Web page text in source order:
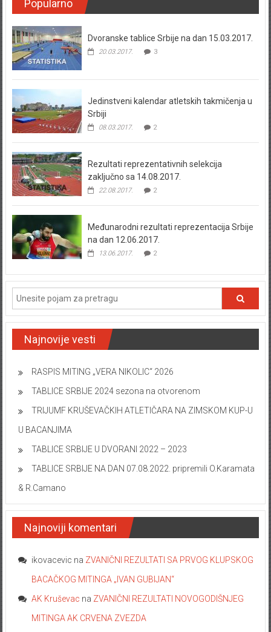
Popularno
Dvoranske tablice Srbije na dan 15.03.2017.
20.03.2017. 3
Jedinstveni kalendar atletskih takmičenja u
Srbiji
08.03.2017. 2
Rezultati reprezentativnih selekcija
zaključno sa 14.08.2017.
22.08.2017. 2
Međunarodni rezultati reprezentacija Srbije
na dan 12.06.2017.
13.06.2017. 2
Najnovije vesti
RASPIS MITING „VERA NIKOLIC“ 2026
TABLICE SRBIJE 2024 sezona na otvorenom
TRIJUMF KRUŠEVAČKIH ATLETIČARA NA ZIMSKOM KUP-U
U BACANJIMA
TABLICE SRBIJE U DVORANI 2022 – 2023
TABLICE SRBIJE NA DAN 07.08.2022. pripremili O.Karamata
& R.Camano
Najnoviji komentari
ikovacevic na ZVANIČNI REZULTATI SA PRVOG KLUPSKOG
BACAČKOG MITINGA „IVAN GUBIJAN“
AK Kruševac na ZVANIČNI REZULTATI NOVOGODIŠNJEG
MITINGA AK CRVENA ZVEZDA